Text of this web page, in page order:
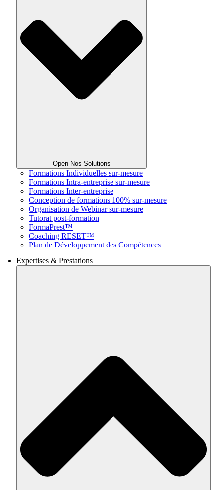
Open Nos Solutions
Formations Individuelles sur-mesure
Formations Intra-entreprise sur-mesure
Formations Inter-entreprise
Conception de formations 100% sur-mesure
Organisation de Webinar sur-mesure
Tutorat post-formation
FormaPrest™
Coaching RESET™
Plan de Développement des Compétences
Expertises & Prestations